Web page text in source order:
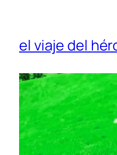
el viaje del